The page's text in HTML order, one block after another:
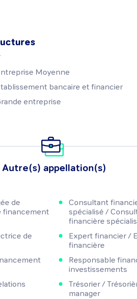
Moyenne
bancaire et financier
entreprise
Autre(s) appellation(s)
de
financement
Consultant
spécialisé /
financière
de
Expert financier /
financière
Responsable
investissements
Trésorier /
manager